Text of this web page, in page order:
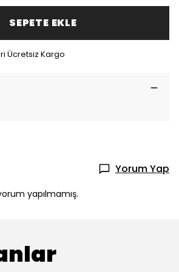
SEPETE EKLE
Ücretsiz Kargo
Yorum Yap
yapılmamış.